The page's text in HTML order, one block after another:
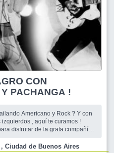
CON
PACHANGA !
Americano y Rock ? Y con
disfrutar de la grata compañía
música , cuidando siempre la
Almagro , Ciudad de Buenos Aires